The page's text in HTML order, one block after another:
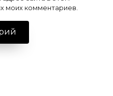
моих комментариев.